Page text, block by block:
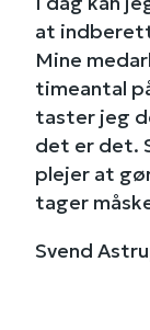
at
Mine
timeantal
taster jeg
det er det.
plejer at
tager
Svend